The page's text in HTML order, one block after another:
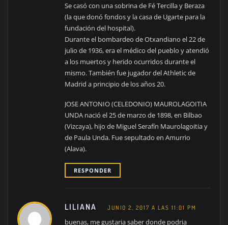
Se casó con una sobrina de Fé Tercilla y Beraza
(la que donó fondos y la casa de Ugarte para la
fundación del hospital).
Durante el bombardeo de Otxandiano el 22 de
julio de 1936, era el médico del pueblo y atendió
a los muertos y herido ocurridos durante el
mismo. También fue jugador del Athletic de
Madrid a principio de los años 20.
JOSE ANTONIO (CELEDONIO) MAUROLAGOITIA
UNDA nació el 25 de marzo de 1898, en Bilbao
(Vizcaya), hijo de Miguel Serafín Maurolagoitia y
de Paula Unda. Fue sepultado en Amurrio
(Alava).
RESPONDER
LILIANA JUNIO 2, 2017 A LAS 11:01 PM
buenas, me gustaria saber donde podria